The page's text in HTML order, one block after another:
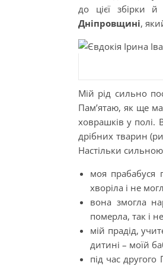
до цієї збірки
Дніпровщині,
Мій рід сильно
Пам’ятаю, як ще
ховрашків у полі.
дрібних тварин
Настільки
моя прабабуся
хворіла і не
вона змогла
померла, так і
мій прадід,
дитині – моїй
під час